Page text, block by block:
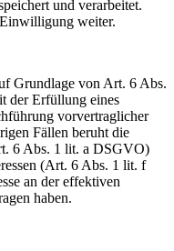
und verarbeitet.
weiter.
Grundlage von Art. 6 Abs.
der Erfüllung eines
vorvertraglicher
Fällen beruht die
6 Abs. 1 lit. a DSGVO)
(Art. 6 Abs. 1 lit. f
an der effektiven
haben.